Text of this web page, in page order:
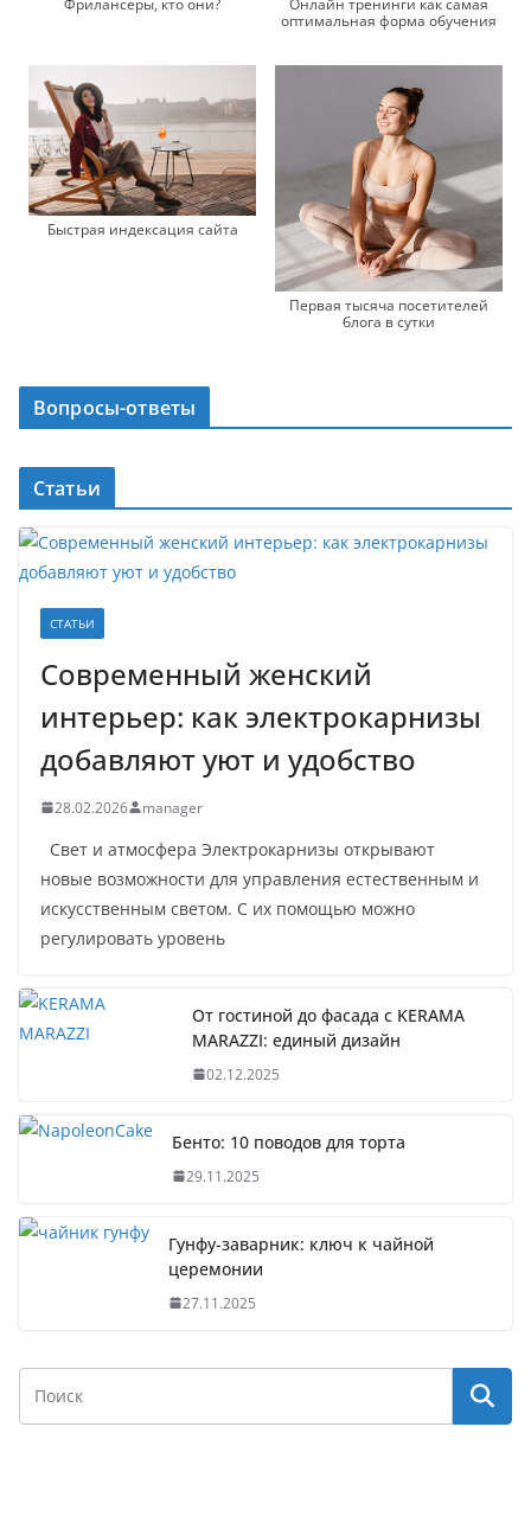
оптимальная форма обучения
Быстрая индексация сайта
Первая тысяча посетителей
блога в сутки
Вопросы-ответы
Статьи
СТАТЬИ
Современный женский
интерьер: как электрокарнизы
добавляют уют и удобство
28.02.2026 manager
Свет и атмосфера Электрокарнизы открывают
новые возможности для управления естественным и
искусственным светом. С их помощью можно
регулировать уровень
От гостиной до фасада с KERAMA
MARAZZI: единый дизайн
02.12.2025
Бенто: 10 поводов для торта
29.11.2025
Гунфу-заварник: ключ к чайной
церемонии
27.11.2025